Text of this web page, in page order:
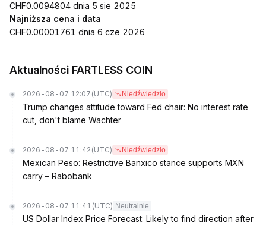
CHF0.0094804 dnia 5 sie 2025
Najniższa cena i data
CHF0.00001761 dnia 6 cze 2026
Aktualności FARTLESS COIN
2026-08-07 12:07 (UTC) Niedźwiedzio
Trump changes attitude toward Fed chair: No interest rate
cut, don't blame Wachter
2026-08-07 11:42 (UTC) Niedźwiedzio
Mexican Peso: Restrictive Banxico stance supports MXN
carry – Rabobank
2026-08-07 11:41 (UTC) Neutralnie
US Dollar Index Price Forecast: Likely to find direction after